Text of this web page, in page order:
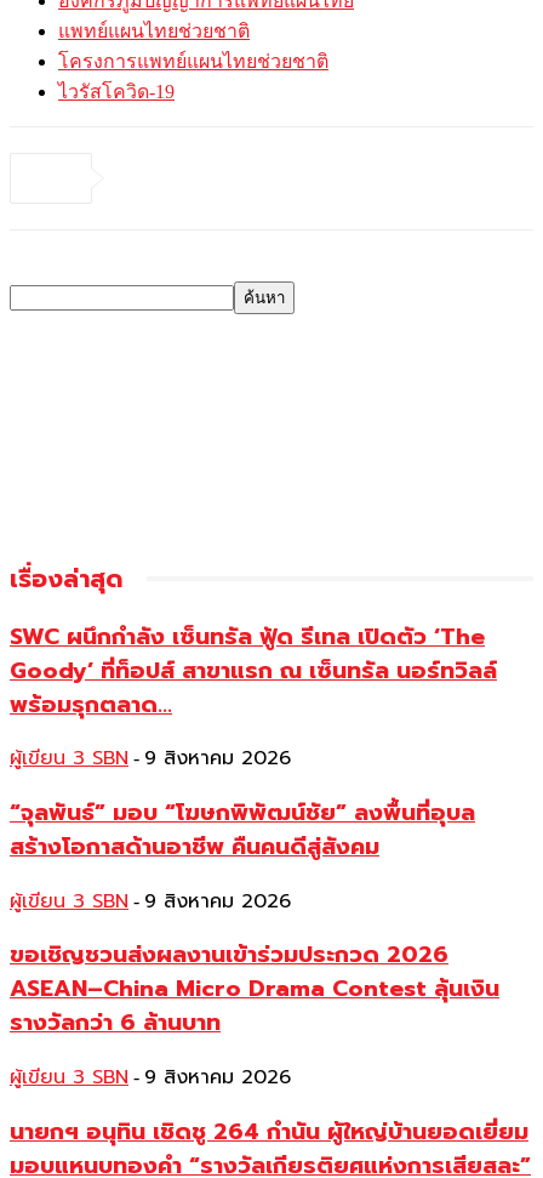
แพทย์แผนไทยช่วยชาติ
โครงการแพทย์แผนไทยช่วยชาติ
ไวรัสโควิด-19
เรื่องล่าสุด
SWC ผนึกกำลัง เซ็นทรัล ฟู้ด รีเทล เปิดตัว ‘The
Goody’ ที่ท็อปส์ สาขาแรก ณ เซ็นทรัล นอร์ทวิลล์
พร้อมรุกตลาด...
ผู้เขียน 3 SBN - 9 สิงหาคม 2026
“จุลพันธ์” มอบ “โฆษกพิพัฒน์ชัย” ลงพื้นที่อุบล
สร้างโอกาสด้านอาชีพ คืนคนดีสู่สังคม
ผู้เขียน 3 SBN - 9 สิงหาคม 2026
ขอเชิญชวนส่งผลงานเข้าร่วมประกวด 2026
ASEAN–China Micro Drama Contest ลุ้นเงิน
รางวัลกว่า 6 ล้านบาท
ผู้เขียน 3 SBN - 9 สิงหาคม 2026
นายกฯ อนุทิน เชิดชู 264 กำนัน ผู้ใหญ่บ้านยอดเยี่ยม
มอบแหนบทองคำ “รางวัลเกียรติยศแห่งการเสียสละ”